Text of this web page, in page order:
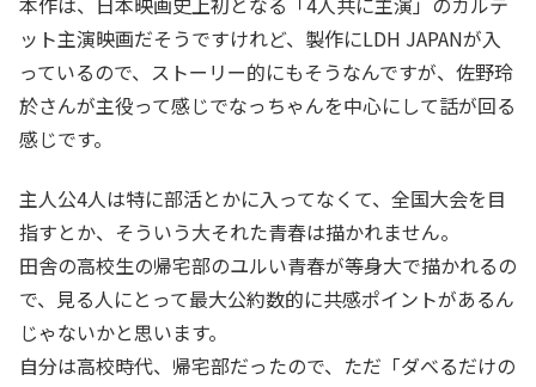
ット主演映画だそうですけれど、製作にLDH JAPANが入
っているので、ストーリー的にもそうなんですが、佐野玲
於さんが主役って感じでなっちゃんを中心にして話が回る
感じです。
主人公4人は特に部活とかに入ってなくて、全国大会を目
指すとか、そういう大それた青春は描かれません。
田舎の高校生の帰宅部のユルい青春が等身大で描かれるの
で、見る人にとって最大公約数的に共感ポイントがあるん
じゃないかと思います。
自分は高校時代、帰宅部だったので、ただ「ダべるだけの